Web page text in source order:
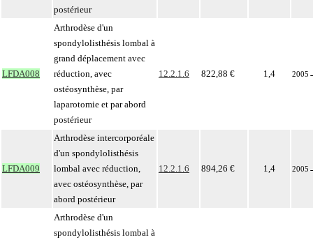
postérieur
LFDA008
Arthrodèse d'un
spondylolisthésis lombal à
grand déplacement avec
réduction, avec
ostéosynthèse, par
laparotomie et par abord
postérieur
12.2.1.6 822,88 € 1,4 2005
LFDA009
Arthrodèse intercorporéale
d'un spondylolisthésis
lombal avec réduction,
avec ostéosynthèse, par
abord postérieur
12.2.1.6 894,26 € 1,4 2005
Arthrodèse d'un
spondylolisthésis lombal à